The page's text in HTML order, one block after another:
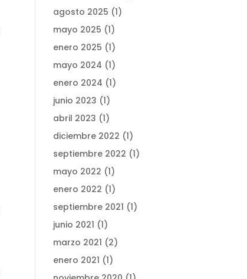
agosto 2025 (1)
mayo 2025 (1)
enero 2025 (1)
mayo 2024 (1)
enero 2024 (1)
junio 2023 (1)
abril 2023 (1)
diciembre 2022 (1)
septiembre 2022 (1)
mayo 2022 (1)
enero 2022 (1)
septiembre 2021 (1)
junio 2021 (1)
marzo 2021 (2)
enero 2021 (1)